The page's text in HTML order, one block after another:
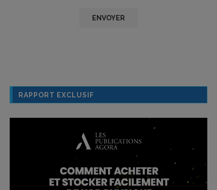
RAPPORT EXCLUSIF